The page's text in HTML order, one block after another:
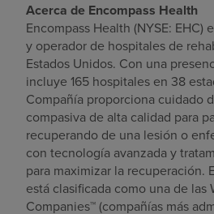
Acerca de Encompass Health
Encompass Health (NYSE:
y operador de hospitales de
Estados Unidos. Con una
incluye 165 hospitales en 38
Compañía proporciona cuidado
compasiva de alta calidad para
recuperando de una lesión o
con tecnología avanzada y
para maximizar la recuperación.
está clasificada como una de las
Companies™ (compañías más